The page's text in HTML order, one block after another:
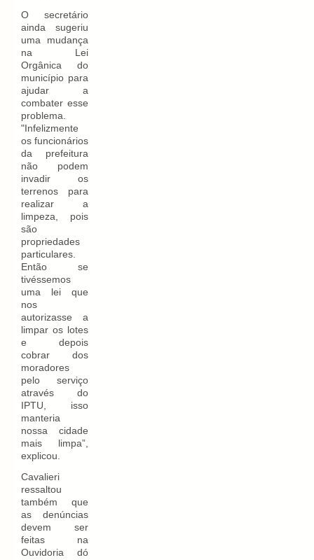
O secretário
ainda sugeriu
uma mudança
na Lei
Orgânica do
município para
ajudar a
combater esse
problema.
"Infelizmente
os funcionários
da prefeitura
não podem
invadir os
terrenos para
realizar a
limpeza, pois
são
propriedades
particulares.
Então se
tivéssemos
uma lei que
nos
autorizasse a
limpar os lotes
e depois
cobrar dos
moradores
pelo serviço
através do
IPTU, isso
manteria
nossa cidade
mais limpa”,
explicou.
Cavalieri
ressaltou
também que
as denúncias
devem ser
feitas na
Ouvidoria dó